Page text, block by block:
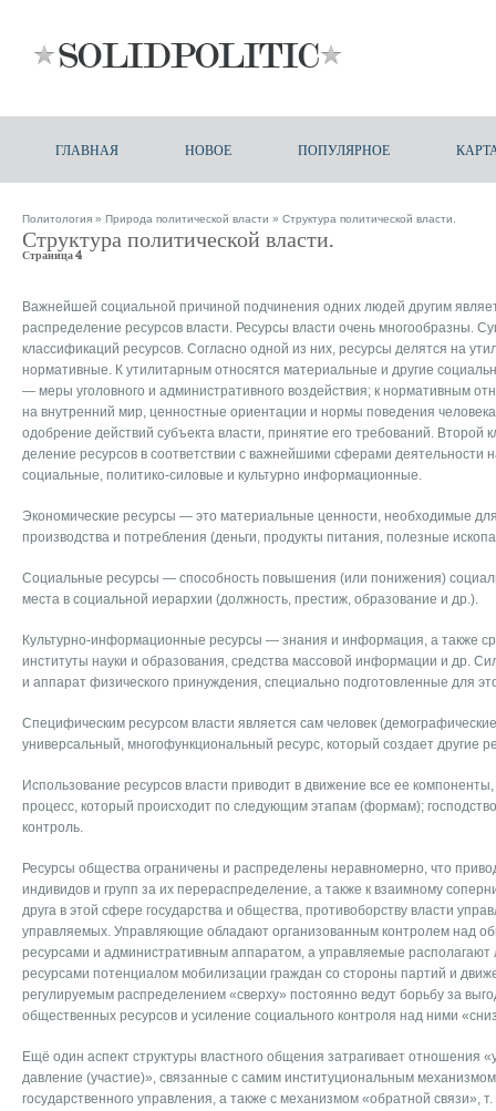
ГЛАВНАЯ НОВОЕ ПОПУЛЯРНОЕ
Политология » Природа политической власти » Структура политической власти.
Структура политической власти.
Страница 4
Важнейшей социальной причиной подчинения одних людей другим
распределение ресурсов власти. Ресурсы власти очень многообразны.
классификаций ресурсов. Согласно одной из них, ресурсы делятся на
нормативные. К утилитарным относятся материальные и другие
— меры уголовного и административного воздействия; к нормативным
на внутренний мир, ценностные ориентации и нормы поведения
одобрение действий субъекта власти, принятие его требований. Второй
деление ресурсов в соответствии с важнейшими сферами деятельности
социальные, политико-силовые и культурно информационные.
Экономические ресурсы — это материальные ценности, необходимые
производства и потребления (деньги, продукты питания, полезные
Социальные ресурсы — способность повышения (или понижения)
места в социальной иерархии (должность, престиж, образование и др.).
Культурно-информационные ресурсы — знания и информация, а также
институты науки и образования, средства массовой информации и др.
и аппарат физического принуждения, специально подготовленные для
Специфическим ресурсом власти является сам человек
универсальный, многофункциональный ресурс, который создает другие
Использование ресурсов власти приводит в движение все ее
процесс, который происходит по следующим этапам (формам);
контроль.
Ресурсы общества ограничены и распределены неравномерно, что
индивидов и групп за их перераспределение, а также к взаимному
друга в этой сфере государства и общества, противоборству власти
управляемых. Управляющие обладают организованным контролем над
ресурсами и административным аппаратом, а управляемые
ресурсами потенциалом мобилизации граждан со стороны партий и
регулируемым распределением «сверху» постоянно ведут борьбу за
общественных ресурсов и усиление социального контроля над ними
Ещё один аспект структуры властного общения затрагивает отношения
давление (участие)», связанные с самим институциональным
государственного управления, а также с механизмом «обратной связи»,